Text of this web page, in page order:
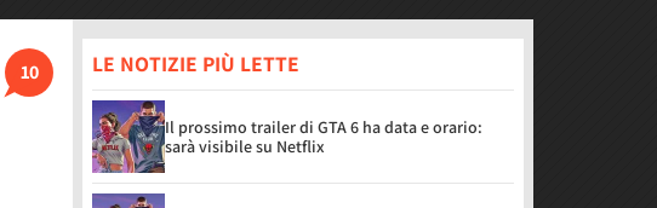
10 LE NOTIZIE PIÙ LETTE
Il prossimo trailer di GTA 6 ha data e orario:
sarà visibile su Netflix